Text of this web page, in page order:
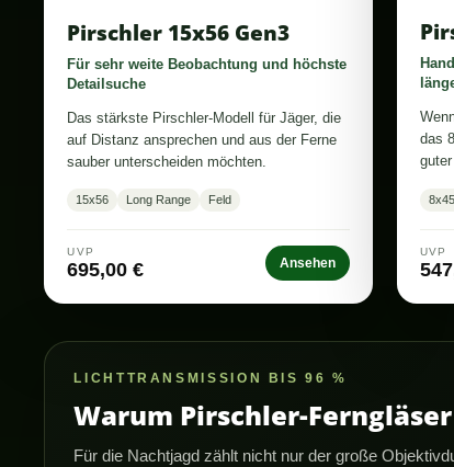
Pirschler 15x56 Gen3
Für sehr weite Beobachtung und höchste
Detailsuche
Das stärkste Pirschler-Modell für Jäger, die
auf Distanz ansprechen und aus der Ferne
sauber unterscheiden möchten.
15x56 Long Range Feld
UVP
695,00 € Ansehen
das
8x45
UVP
LICHTTRANSMISSION BIS 96 %
Warum Pirschler-
Für die Nachtjagd zählt nicht nur der große